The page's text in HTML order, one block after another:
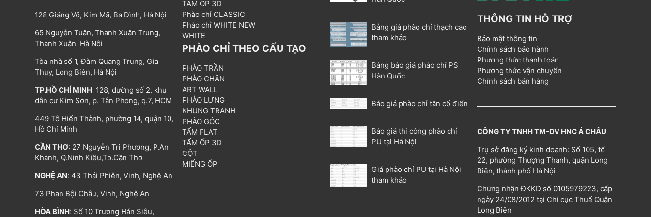
128 Giảng Võ, Kim Mã, Ba Đình, Hà Nội
65 Nguyễn Tuân, Thanh Xuân Trung,
Thanh Xuân, Hà Nội
Tòa nhà số 1, Đàm Quang Trung, Gia
Thụy, Long Biên, Hà Nội
TP.HỒ CHÍ MINH: 128, đường số 2, khu
dân cư Kim Sơn, p. Tân Phong, q.7, HCM
449 Tô Hiến Thành, phường 14, quận 10,
Hồ Chí Minh
CẦN THƠ: 27 Nguyễn Tri Phương, P.An
Khánh, Q.Ninh Kiều,Tp.Cần Thơ
NGHỆ AN: 43 Thái Phiên, Vinh, Nghệ An
73 Phan Bội Châu, Vinh, Nghệ An
HÒA BÌNH: Số 10 Trương Hán Siêu,
TẤM ỐP 3D
Phào chỉ CLASSIC
Phào chỉ WHITE NEW
WHITE
PHÀO CHỈ THEO CẤU TẠO
PHÀO TRẦN
PHÀO CHÂN
ART WALL
PHÀO LƯNG
KHUNG TRANH
PHÀO GÓC
TẤM FLAT
TẤM ỐP 3D
CỘT
MIẾNG ỐP
Bảng giá phào chỉ thạch cao
tham khảo
Bảng báo giá phào chỉ PS
Hàn Quốc
Báo giá phào chỉ tân cổ điển
Báo giá thi công phào chỉ
PU tại Hà Nội
Giá phào chỉ PU tại Hà Nội
tham khảo
THÔNG TIN HỖ TRỢ
Bảo mật thông tin
Chính sách bảo hành
Phương thức thanh toán
Phương thức vận chuyển
Chính sách bán hàng
CÔNG TY TNHH TM-DV HNC Á CHÂU
Trụ sở đăng ký kinh doanh: Số 105, tổ
22, phường Thượng Thanh, quận Long
Biên, thành phố Hà Nội
Chứng nhận ĐKKD số 0105979223, cấp
ngày 24/08/2012 tại Chi cục Thuế Quận
Long Biên